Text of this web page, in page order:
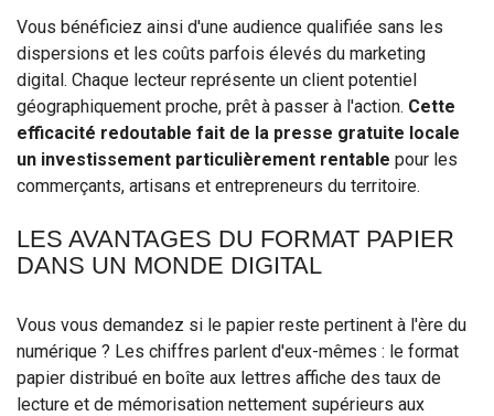
Vous bénéficiez ainsi d'une audience qualifiée sans les
dispersions et les coûts parfois élevés du marketing
digital. Chaque lecteur représente un client potentiel
géographiquement proche, prêt à passer à l'action. Cette
efficacité redoutable fait de la presse gratuite locale
un investissement particulièrement rentable pour les
commerçants, artisans et entrepreneurs du territoire.
LES AVANTAGES DU FORMAT PAPIER
DANS UN MONDE DIGITAL
Vous vous demandez si le papier reste pertinent à l'ère du
numérique ? Les chiffres parlent d'eux-mêmes : le format
papier distribué en boîte aux lettres affiche des taux de
lecture et de mémorisation nettement supérieurs aux